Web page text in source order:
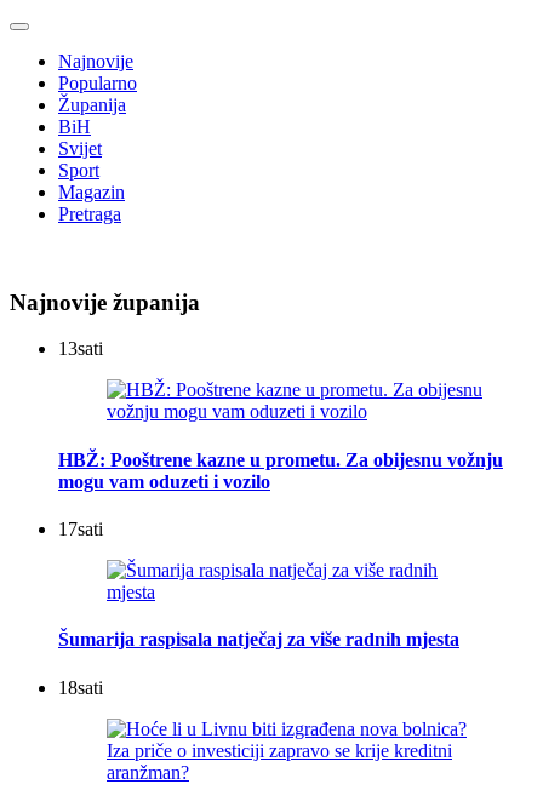
Najnovije
Popularno
Županija
BiH
Svijet
Sport
Magazin
Pretraga
Najnovije županija
13sati
HBŽ: Pooštrene kazne u prometu. Za obijesnu vožnju
mogu vam oduzeti i vozilo
17sati
Šumarija raspisala natječaj za više radnih mjesta
18sati